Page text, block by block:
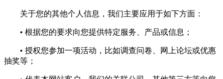
关于您的其他个人信息，我们主要应用于如下方面：
• 根据您的要求向您提供特定服务、产品或信息；
• 授权您参加一项活动，比如调查问卷、网上论坛或优惠
抽奖等；